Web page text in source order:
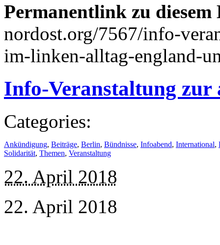
Permanentlink zu
nordost.org/7567/info-
im-linken-alltag-england-
Info-Veranstaltung
Categories:
Ankündigung, Beiträge, Berlin, Bündnisse, Infoabend, International,
Solidarität, Themen, Veranstaltung
22. April 2018
22. April 2018